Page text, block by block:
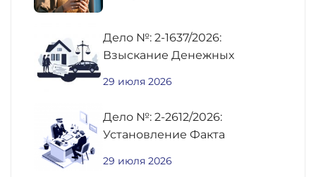
Дело №: 2-1637/2026:
Взыскание Денежных
Купли-Продажи
Недвижимости
29 июля 2026
Дело №: 2-2612/2026:
Установление Факта
29 июля 2026